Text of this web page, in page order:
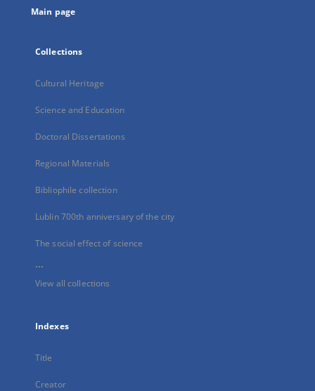
Main page
Collections
Cultural Heritage
Science and Education
Doctoral Dissertations
Regional Materials
Bibliophile collection
Lublin 700th anniversary of the city
The social effect of science
...
View all collections
Indexes
Title
Creator